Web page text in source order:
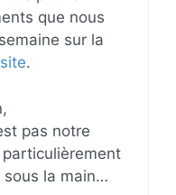
que nous
sur la
.
pas notre
particulièrement
sous la main…